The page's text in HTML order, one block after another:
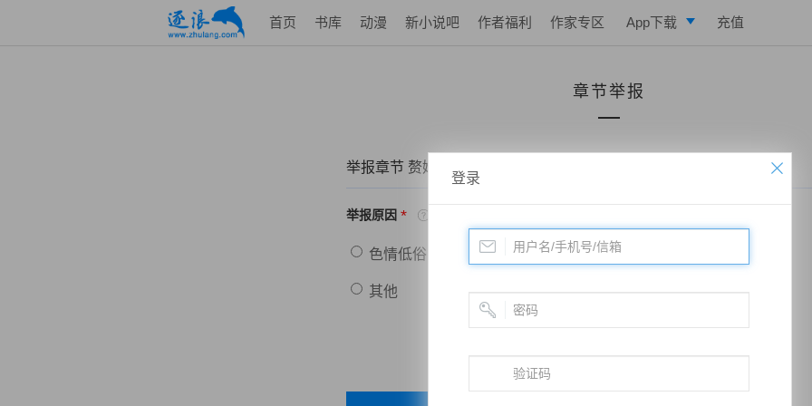
首页 书库 动漫 新小说吧 作者福利 作家专区 App下载
写作助手
充值
章节举报
举报章节 赘婿当道：和老婆荒岛求生的日子——第九十六章 长剑
举报原因 *
色情低俗 政治敏感 暴力低俗
其他
登录